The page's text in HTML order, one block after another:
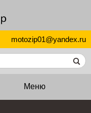
motozip01@yandex.ru
Меню